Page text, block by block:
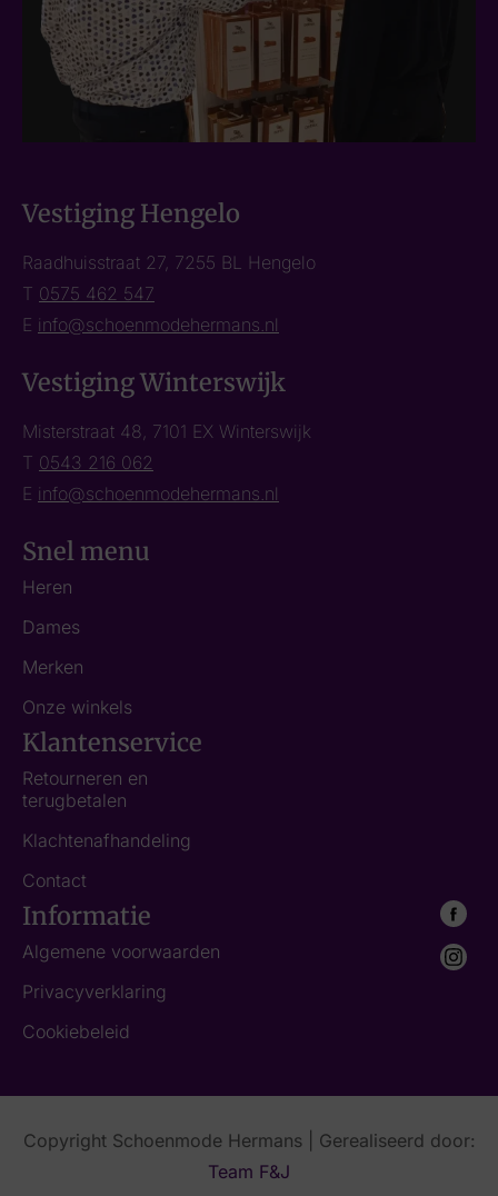
Vestiging Hengelo
Raadhuisstraat 27, 7255 BL Hengelo
T 0575 462 547
E info@schoenmodehermans.nl
Vestiging Winterswijk
Misterstraat 48, 7101 EX Winterswijk
T 0543 216 062
E info@schoenmodehermans.nl
Snel menu
Heren
Dames
Merken
Onze winkels
Klantenservice
Retourneren en
terugbetalen
Klachtenafhandeling
Contact
Informatie
Algemene voorwaarden
Privacyverklaring
Cookiebeleid
Copyright Schoenmode Hermans | Gerealiseerd door:
Team F&J